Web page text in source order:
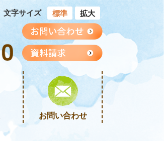
文字サイズ 標準 拡大
お問い合わせ